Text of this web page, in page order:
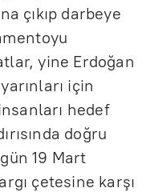
çıkıp darbeye
yine Erdoğan
için
hedef
doğru
19 Mart
çetesine karşı